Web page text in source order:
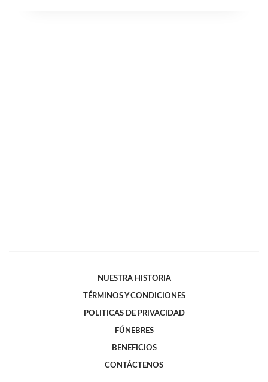
NUESTRA HISTORIA
TÉRMINOS Y CONDICIONES
POLITICAS DE PRIVACIDAD
FÚNEBRES
BENEFICIOS
CONTÁCTENOS